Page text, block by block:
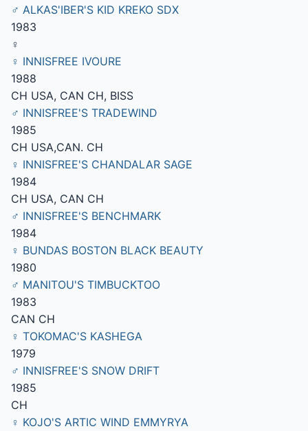
♂ ALKAS'IBER'S KID KREKO SDX
1983
♀
♀ INNISFREE IVOURE
1988
CH USA, CAN CH, BISS
♂ INNISFREE'S TRADEWIND
1985
CH USA,CAN. CH
♀ INNISFREE'S CHANDALAR SAGE
1984
CH USA, CAN CH
♂ INNISFREE'S BENCHMARK
1984
♀ BUNDAS BOSTON BLACK BEAUTY
1980
♂ MANITOU'S TIMBUCKTOO
1983
CAN CH
♀ TOKOMAC'S KASHEGA
1979
♂ INNISFREE'S SNOW DRIFT
1985
CH
♀ KOJO'S ARTIC WIND EMMYRYA